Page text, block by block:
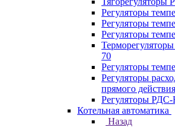
Регуляторы
Регуляторы
Регуляторы
70
Регуляторы
Регуляторы
прямого
Регуляторы
Котельная автоматика
Назад